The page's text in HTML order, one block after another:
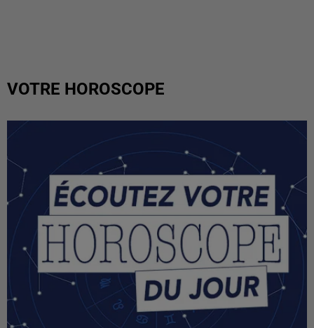
VOTRE HOROSCOPE